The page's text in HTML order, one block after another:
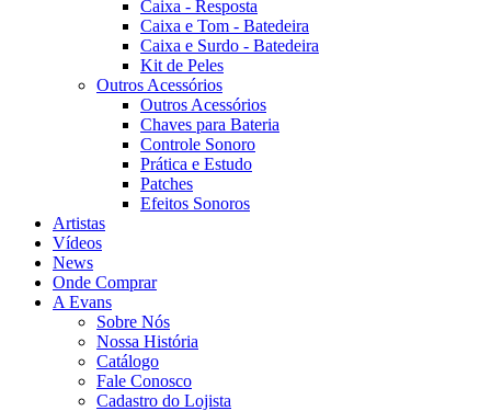
Caixa - Resposta
Caixa e Tom - Batedeira
Caixa e Surdo - Batedeira
Kit de Peles
Outros Acessórios
Outros Acessórios
Chaves para Bateria
Controle Sonoro
Prática e Estudo
Patches
Efeitos Sonoros
Artistas
Vídeos
News
Onde Comprar
A Evans
Sobre Nós
Nossa História
Catálogo
Fale Conosco
Cadastro do Lojista